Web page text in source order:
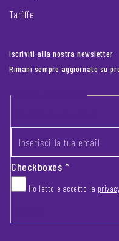
Tariffe
Iscriviti alla nostra newsletter
Rimani sempre aggiornato su
Footer newsletter
Checkboxes*
Ho letto e accetto la